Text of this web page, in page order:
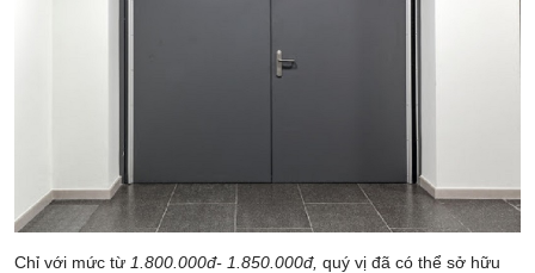
Chỉ với mức từ 1.800.000đ- 1.850.000đ, quý vị đã có thể sở hữu